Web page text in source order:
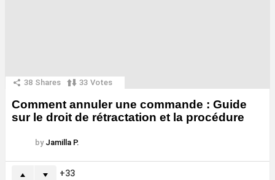
38 Shares 33 Votes
Comment annuler une commande : Guide
sur le droit de rétractation et la procédure
by Jamilla P.
33